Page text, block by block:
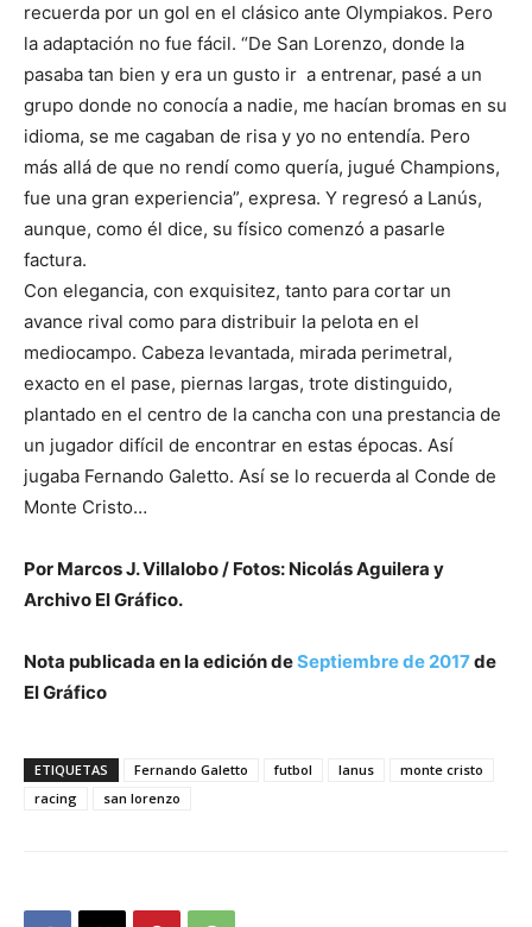
recuerda por un gol en el clásico ante Olympiakos. Pero
la adaptación no fue fácil. “De San Lorenzo, donde la
pasaba tan bien y era un gusto ir a entrenar, pasé a un
grupo donde no conocía a nadie, me hacían bromas en su
idioma, se me cagaban de risa y yo no entendía. Pero
más allá de que no rendí como quería, jugué Champions,
fue una gran experiencia”, expresa. Y regresó a Lanús,
aunque, como él dice, su físico comenzó a pasarle
factura.
Con elegancia, con exquisitez, tanto para cortar un
avance rival como para distribuir la pelota en el
mediocampo. Cabeza levantada, mirada perimetral,
exacto en el pase, piernas largas, trote distinguido,
plantado en el centro de la cancha con una prestancia de
un jugador difícil de encontrar en estas épocas. Así
jugaba Fernando Galetto. Así se lo recuerda al Conde de
Monte Cristo…
Por Marcos J. Villalobo / Fotos: Nicolás Aguilera y
Archivo El Gráfico.
Nota publicada en la edición deSeptiembre de 2017de
El Gráfico
ETIQUETAS Fernando Galetto futbol lanus
monte cristo
racing
san lorenzo